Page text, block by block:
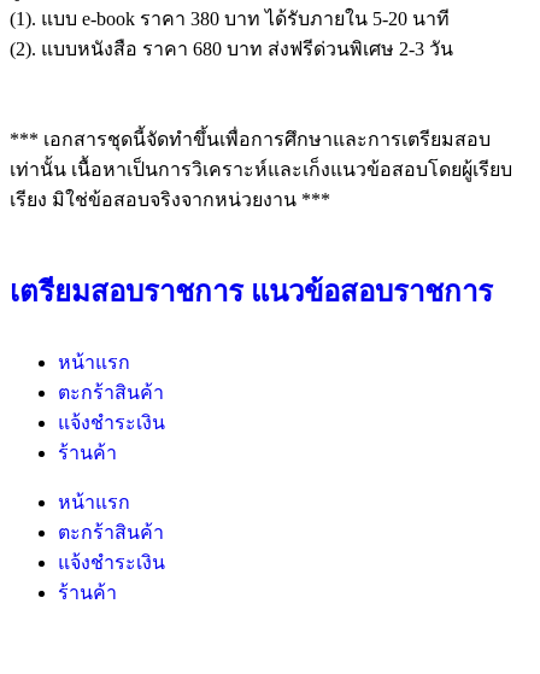
(1). แบบ e-book ราคา 380 บาท ได้รับภายใน 5-20 นาที
(2). แบบหนังสือ ราคา 680 บาท ส่งฟรีด่วนพิเศษ 2-3 วัน
*** เอกสารชุดนี้จัดทำขึ้นเพื่อการศึกษาและการเตรียมสอบ
เท่านั้น เนื้อหาเป็นการวิเคราะห์และเก็งแนวข้อสอบโดยผู้เรียบ
เรียง มิใช่ข้อสอบจริงจากหน่วยงาน ***
เตรียมสอบราชการ แนวข้อสอบราชการ
หน้าแรก
ตะกร้าสินค้า
แจ้งชำระเงิน
ร้านค้า
หน้าแรก
ตะกร้าสินค้า
แจ้งชำระเงิน
ร้านค้า